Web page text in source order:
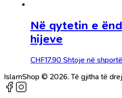
Në qytetin e
hijeve
CHF17.90 Shtoje në shportë
IslamShop © 2026. Të gjitha të